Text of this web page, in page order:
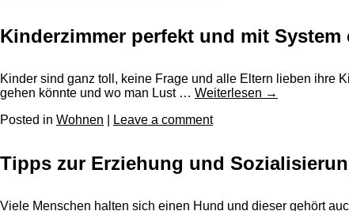
Kinderzimmer perfekt und mit System
Kinder sind ganz toll, keine Frage und alle Eltern lieben ihre
gehen könnte und wo man Lust … Weiterlesen →
Posted in Wohnen Leave a comment
Tipps zur Erziehung und
Viele Menschen halten sich einen Hund und dieser gehört